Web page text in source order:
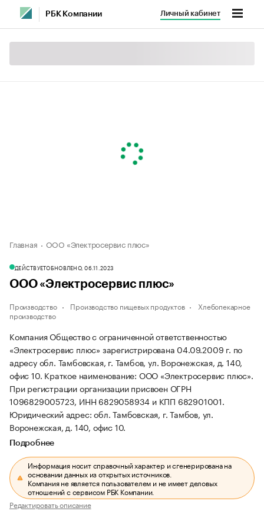
РБК Компании Личный кабинет
Главная ООО «Электросервис плюс»
ДЕЙСТВУЕТОБНОВЛЕНО, 06.11.2023
ООО «Электросервис плюс»
Производство Производство пищевых продуктов
Хлебопекарное
производство
Компания Общество с ограниченной ответственностью
«Электросервис плюс» зарегистрирована 04.09.2009 г. по
адресу обл. Тамбовская, г. Тамбов, ул. Воронежская, д. 140,
офис 10. Краткое наименование: ООО «Электросервис плюс».
При регистрации организации присвоен ОГРН
1096829005723, ИНН 6829058934 и КПП 682901001.
Юридический адрес: обл. Тамбовская, г. Тамбов, ул.
Воронежская, д. 140, офис 10.
Подробнее
Информация носит справочный характер и сгенерирована на
основании данных из открытых источников.
Компания не является пользователем и не имеет деловых
отношений с сервисом РБК Компании.
Редактировать описание